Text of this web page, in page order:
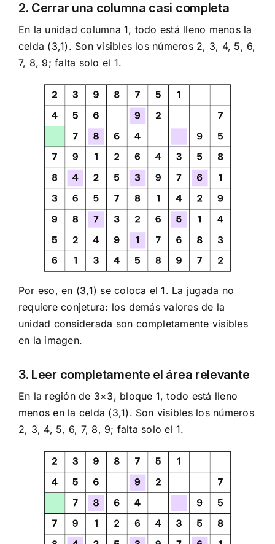
2. Cerrar una columna casi completa
En la unidad columna 1, todo está lleno menos la
celda (3,1). Son visibles los números 2, 3, 4, 5, 6,
7, 8, 9; falta solo el 1.
Por eso, en (3,1) se coloca el 1. La jugada no
requiere conjetura: los demás valores de la
unidad considerada son completamente visibles
en la imagen.
3. Leer completamente el área relevante
En la región de 3×3, bloque 1, todo está lleno
menos en la celda (3,1). Son visibles los números
2, 3, 4, 5, 6, 7, 8, 9; falta solo el 1.